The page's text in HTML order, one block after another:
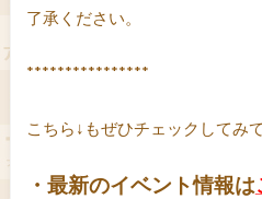
了承ください。
****************
こちら↓もぜひチェックしてみ
・最新のイベント情報は